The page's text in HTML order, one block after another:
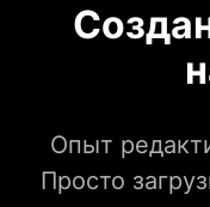
Опыт
Просто